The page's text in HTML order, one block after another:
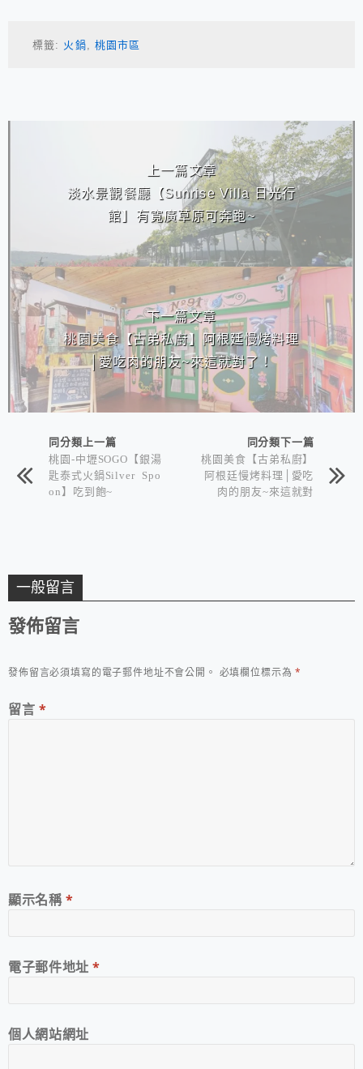
標籤: 火鍋 桃園市區
上一篇文章
淡水景觀餐廳【Sunrise Villa 日光行
館】有寬廣草原可奔跑~
下一篇文章
桃園美食【古弟私廚】阿根廷慢烤料理
│愛吃肉的朋友~來這就對了！
同分類上一篇
桃園-中壢SOGO【銀湯
匙泰式火鍋Silver Spo
on】吃到飽~
同分類下一篇
桃園美食【古弟私廚】
阿根廷慢烤料理│愛吃
肉的朋友~來這就對
一般留言
發佈留言
發佈留言必須填寫的電子郵件地址不會公開。 必填欄位標示為*
留言 *
顯示名稱*
電子郵件地址*
個人網站網址